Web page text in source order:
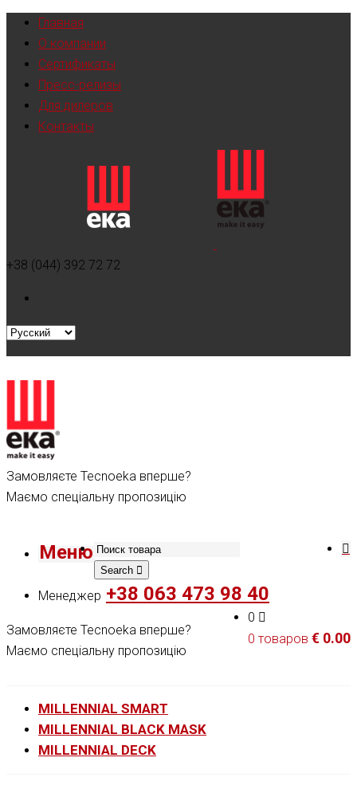
Главная
О компании
Сертификаты
Пресс-релизы
Для дилеров
Контакты
+38 (044) 392 72 72
Замовляєте Tecnoeka вперше?
Маємо спеціальну пропозицію
Меню
Search
Менеджер +38 063 473 98 40
0
0 товаров € 0.00
Замовляєте Tecnoeka вперше?
Маємо спеціальну пропозицію
MILLENNIAL SMART
MILLENNIAL BLACK MASK
MILLENNIAL DECK